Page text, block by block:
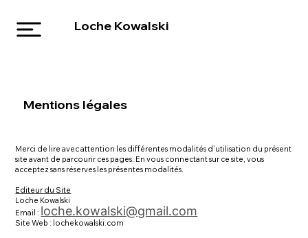
Loche Kowalski
Mentions légales
Merci de lire avec attention les différentes modalités d’utilisation du présent
site avant de parcourir ces pages. En vous connectant sur ce site, vous
acceptez sans réserves les présentes modalités.
Editeur du Site
Loche Kowalski
Email : loche.kowalski@gmail.com
Site Web : lochekowalski.com